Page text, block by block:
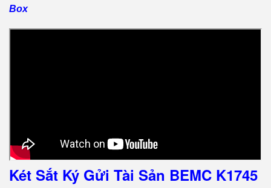
Box
Két Sắt Ký Gửi Tài Sản BEMC K1745